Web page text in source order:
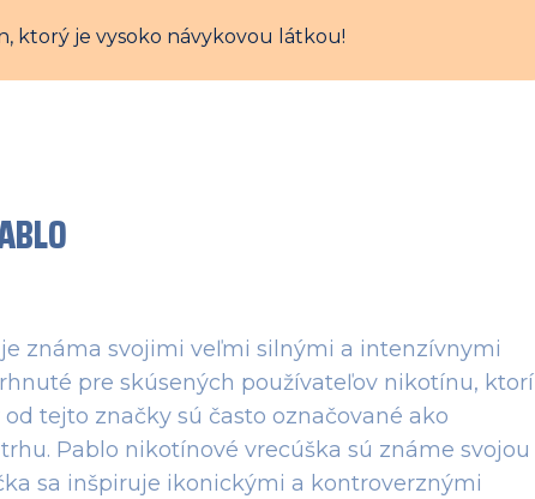
ktorý je vysoko návykovou látkou!
známa svojimi veľmi silnými a intenzívnymi
pre skúsených používateľov nikotínu, ktorí
tejto značky sú často označované ako
Pablo nikotínové vrecúška sú známe svojou
sa inšpiruje ikonickými a kontroverznými